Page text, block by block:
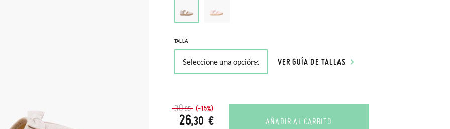
TALLA
VER GUÍA DE TALLAS
30,95 (-15%)
26,30 € AÑADIR AL CARRITO